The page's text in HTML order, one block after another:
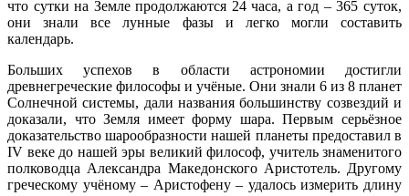
что сутки на Земле продолжаются 24 часа, а год – 365 суток,
они знали все лунные фазы и легко могли составить
календарь.
Больших успехов в области астрономии достигли
древнегреческие философы и учёные. Они знали 6 из 8 планет
Солнечной системы, дали названия большинству созвездий и
доказали, что Земля имеет форму шара. Первым серьёзное
доказательство шарообразности нашей планеты предоставил в
IV веке до нашей эры великий философ, учитель знаменитого
полководца Александра Македонского Аристотель. Другому
греческому учёному – Аристофену – удалось измерить длину